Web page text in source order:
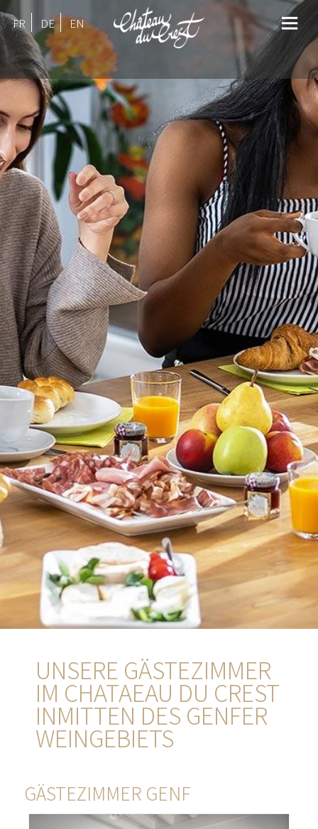
FR DE EN
UNSERE GÄSTEZIMMER
IM CHATAEAU DU CREST
INMITTEN DES GENFER
WEINGEBIETS
GÄSTEZIMMER GENF